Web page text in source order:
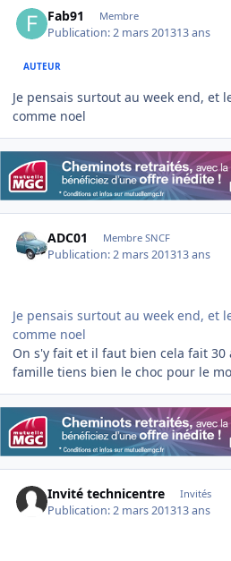
Fab91 Membre
Publication:2 mars 201313 ans
AUTEUR
Je pensais surtout au week end, et
comme noel
ADC01 Membre SNCF
Publication:2 mars 201313 ans
Je pensais surtout au week end, et
comme noel
On s'y fait et il faut bien cela fait 30
famille tiens bien le choc pour le
Invité technicentre Invités
Publication:2 mars 201313 ans